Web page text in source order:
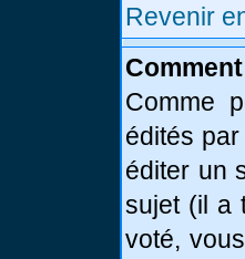
Revenir
Comme
édités
éditer un
sujet (il a
voté,